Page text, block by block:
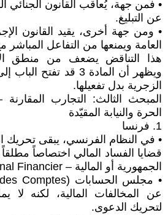
• فمن جهة، يُعاقب القانون الجنائي
عن التبليغ.
• ومن جهة أخرى، يقيد القانون
العامة ويمنعها من التفاعل المباشر
هذا التناقض يضعف من منطق
ويظهر أن المادة 3 قد
الزجرية بدل تفعيلها.
المبحث الثالث: التجارب المقارنة
الحرة والنيابة المقيّدة
1. فرنسا
• في النظام الفرنسي، يبقى تحريك
قضايا الفساد المالي اختصاصاً مطلقاً
الجمهورية أو المالية – Parquet National Financier).
عن المخالفات المالية، لكنه لا
لتحريك الدعوى.